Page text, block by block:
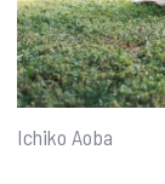
Ichiko Aoba